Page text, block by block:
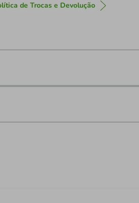
de Trocas e Devolução